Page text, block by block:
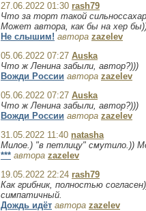
27.06.2022 01:30 rash79
Что за торт такой
Может автора, как бы на хер
Не слышим! автора zazelev
05.06.2022 07:27 Auska
Что ж Ленина забыли, автор?)))
Вожди России автора zazelev
05.06.2022 07:27 Auska
Что ж Ленина забыли, автор?)))
Вожди России автора zazelev
31.05.2022 11:40 natasha
Милое.) "в петлицу" смутило.))
*** автора zazelev
19.05.2022 22:24 rash79
Как грибник, полностью
симпатичный.
Дождь идёт автора zazelev